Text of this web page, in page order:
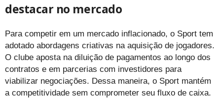
destacar no mercado
Para competir em um mercado inflacionado, o Sport tem
adotado abordagens criativas na aquisição de jogadores.
O clube aposta na diluição de pagamentos ao longo dos
contratos e em parcerias com investidores para
viabilizar negociações. Dessa maneira, o Sport mantém
a competitividade sem comprometer seu fluxo de caixa.